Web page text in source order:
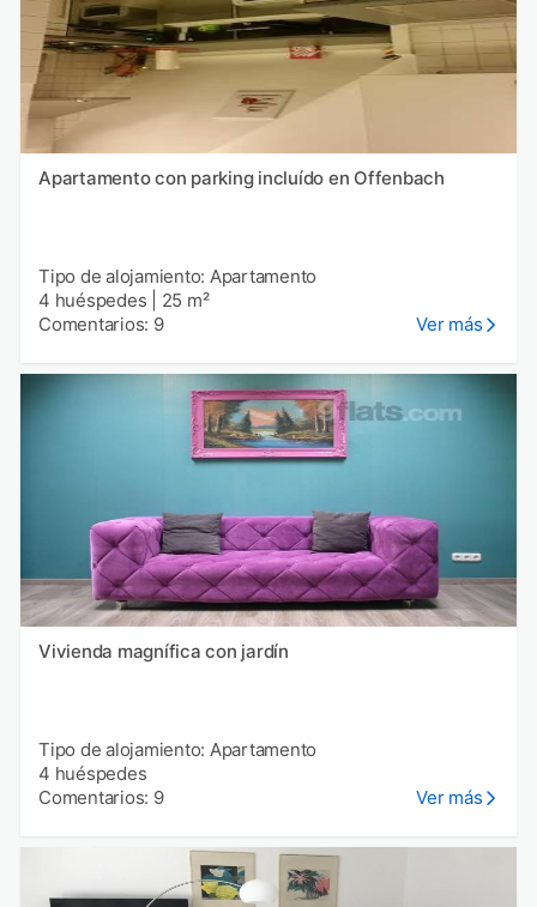
Apartamento con parking incluído en Offenbach
Tipo de alojamiento: Apartamento
4 huéspedes
25 m²
Comentarios: 9
Ver más
Vivienda magnífica con jardín
Tipo de alojamiento: Apartamento
4 huéspedes
Comentarios: 9
Ver más